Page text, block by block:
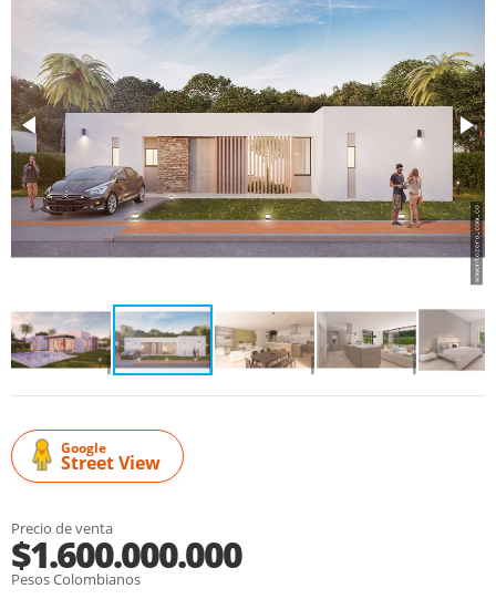
Google
Street View
Precio de venta
$1.600.000.000
Pesos Colombianos